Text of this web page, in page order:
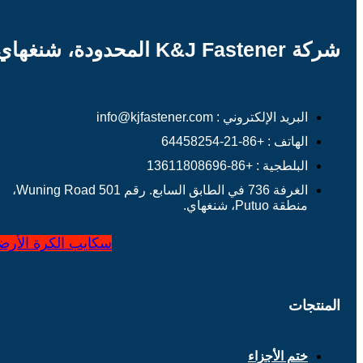
شركة K&J Fastener المحدودة، شنغهاي
البريد الإلكتروني : info@kjfastener.com
الهاتف : +86-21-64458254
البلطجية : +86-13611808696
الغرفة 736 في الطابق السابع. رقم 501 Wuning Road،
منطقة Putuo، شنغهاي.
سكايب الكرة
المنتجات
ختم الأجزاء